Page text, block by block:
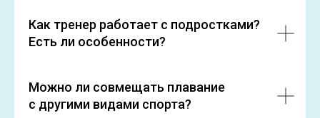
Как тренер работает с подростками?
Есть ли особенности?
Можно ли совмещать плавание
с другими видами спорта?